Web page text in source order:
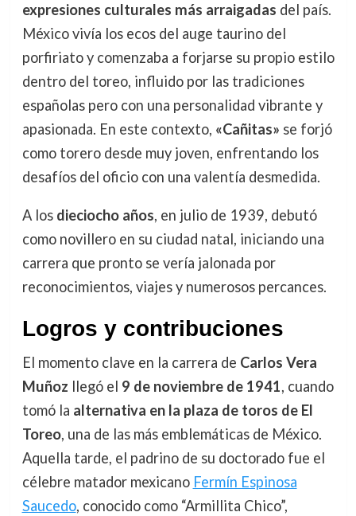
expresiones culturales más arraigadas del país.
México vivía los ecos del auge taurino del
porfiriato y comenzaba a forjarse su propio estilo
dentro del toreo, influido por las tradiciones
españolas pero con una personalidad vibrante y
apasionada. En este contexto, «Cañitas» se forjó
como torero desde muy joven, enfrentando los
desafíos del oficio con una valentía desmedida.
A los dieciocho años, en julio de 1939, debutó
como novillero en su ciudad natal, iniciando una
carrera que pronto se vería jalonada por
reconocimientos, viajes y numerosos percances.
Logros y contribuciones
El momento clave en la carrera de Carlos Vera
Muñoz llegó el 9 de noviembre de 1941, cuando
tomó la alternativa en la plaza de toros de El
Toreo, una de las más emblemáticas de México.
Aquella tarde, el padrino de su doctorado fue el
célebre matador mexicano Fermín Espinosa
Saucedo, conocido como “Armillita Chico”,